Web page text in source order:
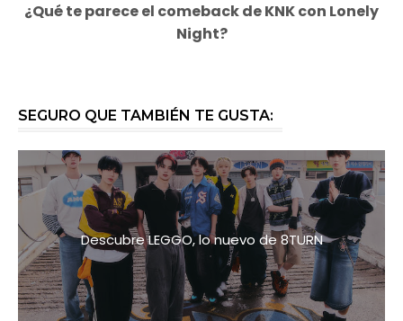
¿Qué te parece el comeback de KNK con Lonely
Night?
SEGURO QUE TAMBIÉN TE GUSTA:
Descubre LEGGO, lo nuevo de 8TURN